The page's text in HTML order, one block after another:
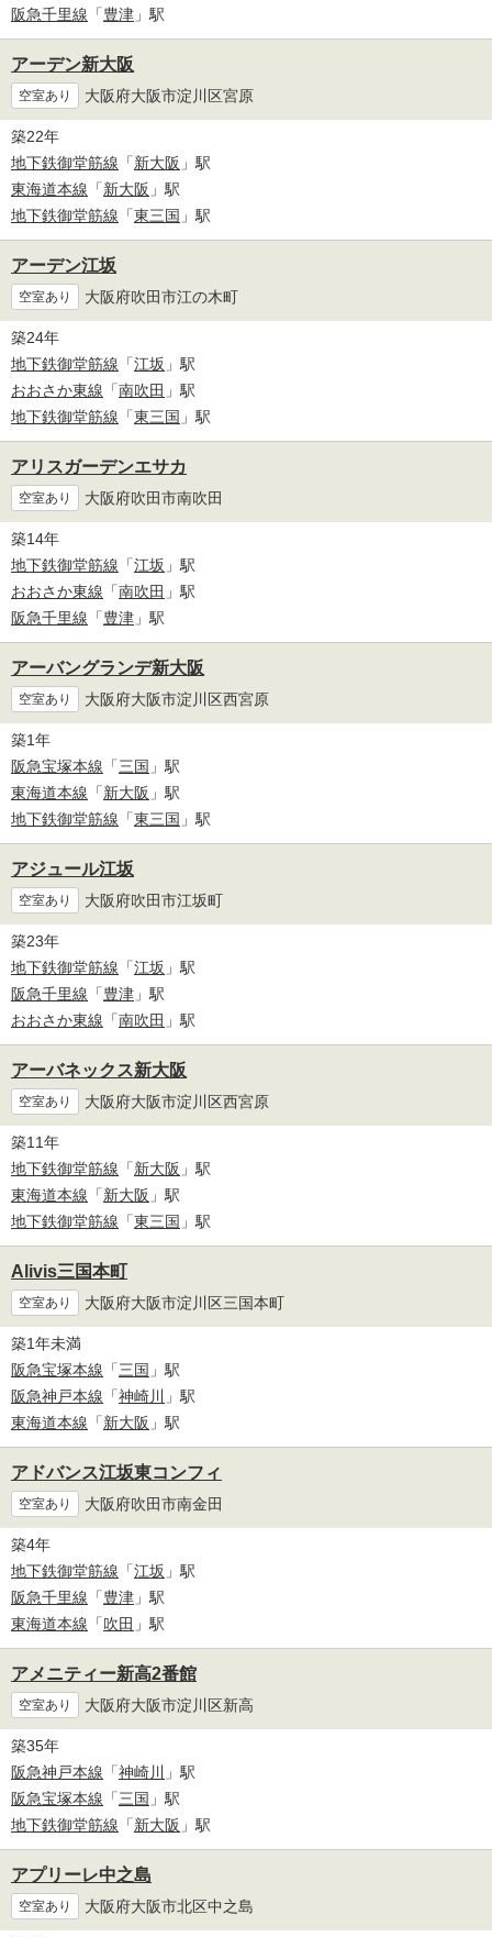
阪急千里線 「豊津 」駅
アーデン新大阪
空室あり 大阪府大阪市淀川区宮原
築22年
地下鉄御堂筋線 「新大阪 」駅
東海道本線 「新大阪 」駅
地下鉄御堂筋線 「東三国 」駅
アーデン江坂
空室あり 大阪府吹田市江の木町
築24年
地下鉄御堂筋線 「江坂 」駅
おおさか東線 「南吹田 」駅
地下鉄御堂筋線 「東三国 」駅
アリスガーデンエサカ
空室あり 大阪府吹田市南吹田
築14年
地下鉄御堂筋線 「江坂 」駅
おおさか東線 「南吹田 」駅
阪急千里線 「豊津 」駅
アーバングランデ新大阪
空室あり 大阪府大阪市淀川区西宮原
築1年
阪急宝塚本線 「三国 」駅
東海道本線 「新大阪 」駅
地下鉄御堂筋線 「東三国 」駅
アジュール江坂
空室あり 大阪府吹田市江坂町
築23年
地下鉄御堂筋線 「江坂 」駅
阪急千里線 「豊津 」駅
おおさか東線 「南吹田 」駅
アーバネックス新大阪
空室あり 大阪府大阪市淀川区西宮原
築11年
地下鉄御堂筋線 「新大阪 」駅
東海道本線 「新大阪 」駅
地下鉄御堂筋線 「東三国 」駅
Alivis三国本町
空室あり 大阪府大阪市淀川区三国本町
築1年未満
阪急宝塚本線 「三国 」駅
阪急神戸本線 「神崎川
」駅
東海道本線 「新大阪 」駅
アドバンス江坂東コンフィ
空室あり 大阪府吹田市南金田
築4年
地下鉄御堂筋線 「江坂 」駅
阪急千里線 「豊津 」駅
東海道本線 「吹田 」駅
アメニティー新高2番館
空室あり 大阪府大阪市淀川区新高
築35年
阪急神戸本線 「神崎川
」駅
阪急宝塚本線 「三国 」駅
地下鉄御堂筋線 「新大阪 」駅
アプリーレ中之島
空室あり 大阪府大阪市北区中之島